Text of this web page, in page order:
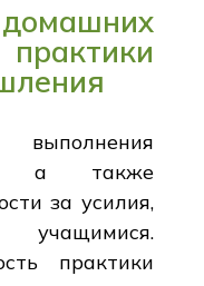
выполнения
а также
за усилия,
практики